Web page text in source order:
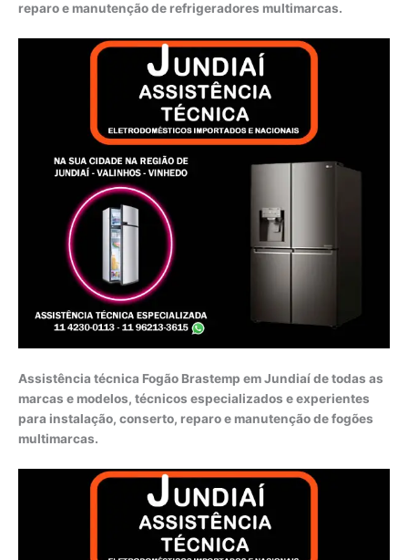
reparo e manutenção de refrigeradores multimarcas.
Assistência técnica Fogão Brastemp em Jundiaí de todas as
marcas e modelos, técnicos especializados e experientes
para instalação, conserto, reparo e manutenção de fogões
multimarcas.